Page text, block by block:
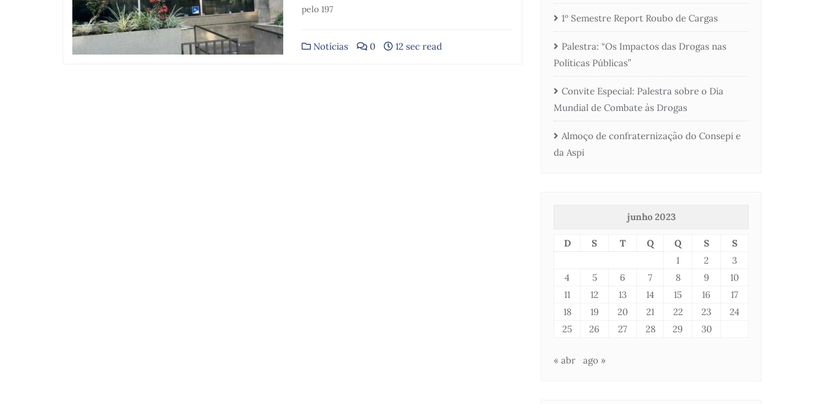
pelo 197
Notícias 0 12 sec read
1º Semestre Report Roubo de Cargas
Palestra: “Os Impactos das Drogas nas
Políticas Públicas”
Convite Especial: Palestra sobre o Dia
Mundial de Combate às Drogas
Almoço de confraternização do Consepi e
da Aspi
junho 2023
D S T Q Q S
S
1
2
3
4
5 6 7 8 9
10
11
12 13 14 15 16
17
18
19 20 21 22 23
24
25
26 27 28 29 30
« abr ago »